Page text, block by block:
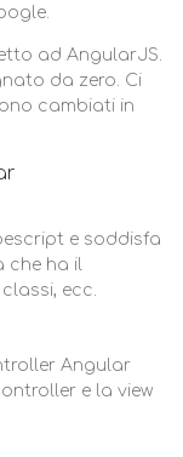
ad AngularJS.
da zero. Ci
cambiati in
e soddisfa
che ha il
ecc.
Angular
e la view